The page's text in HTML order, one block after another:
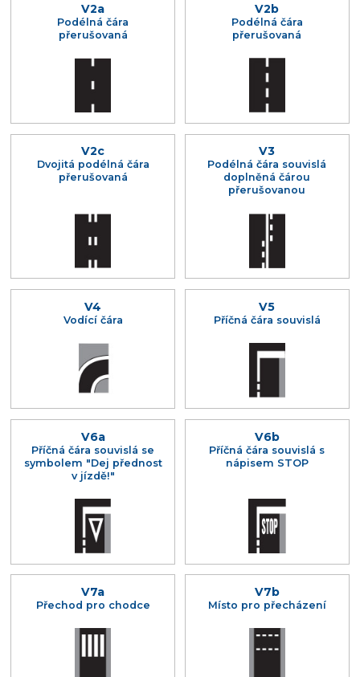
V2a
Podélná čára
přerušovaná
V2b
Podélná čára
přerušovaná
V2c
Dvojitá podélná čára
přerušovaná
V3
Podélná čára souvislá
doplněná čárou
přerušovanou
V4
Vodící čára
V5
Příčná čára souvislá
V6a
Příčná čára souvislá se
symbolem "Dej přednost
v jízdě!"
V6b
Příčná čára souvislá s
nápisem STOP
V7a
Přechod pro chodce
V7b
Místo pro přecházení